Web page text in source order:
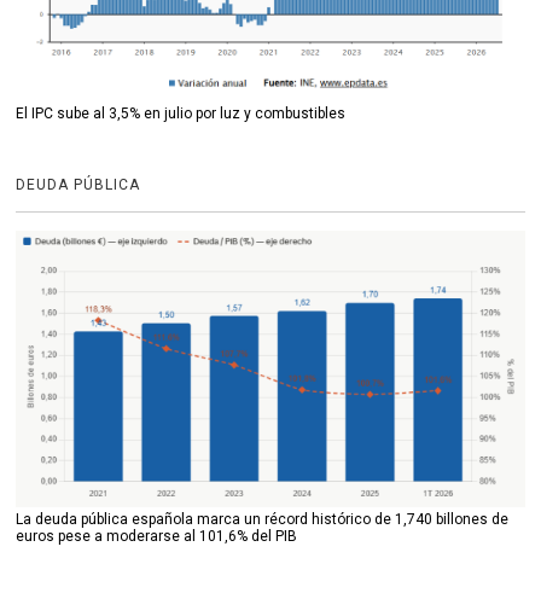
El IPC sube al 3,5% en julio por luz y combustibles
DEUDA PÚBLICA
La deuda pública española marca un récord histórico de 1,740 billones de
euros pese a moderarse al 101,6% del PIB